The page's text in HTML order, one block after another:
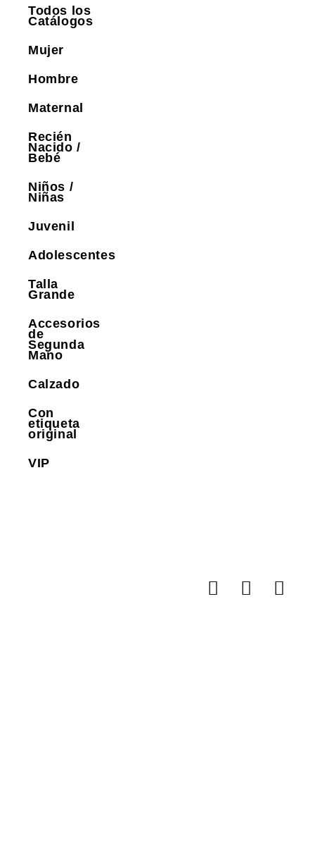
Todos los
Catálogos
Mujer
Hombre
Maternal
Recién
Nacido /
Bebé
Niños /
Niñas
Juvenil
Adolescentes
Talla
Grande
Accesorios
de
Segunda
Mano
Calzado
Con
etiqueta
original
VIP